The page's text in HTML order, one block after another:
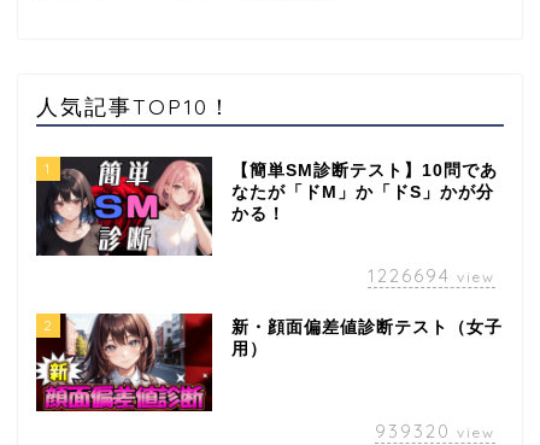
人気記事TOP10！
1
【簡単SM診断テスト】10問であ
なたが「ドM」か「ドS」かが分
かる！
1226694 view
2
新・顔面偏差値診断テスト（女子
用）
939320 view